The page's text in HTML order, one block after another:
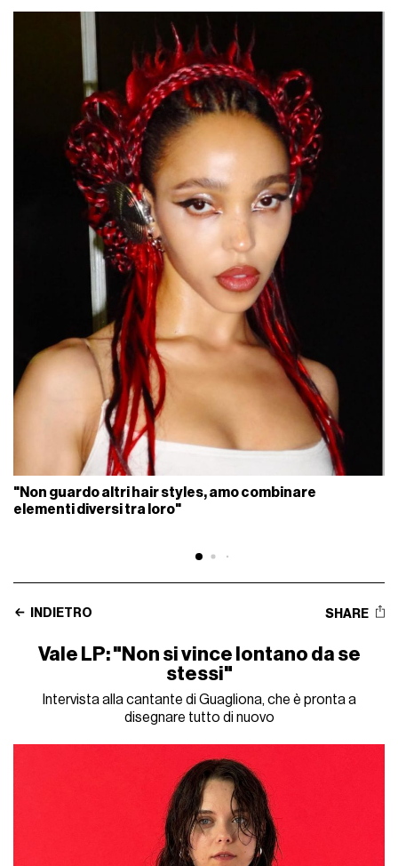
"Non guardo altri hair styles, amo combinare
elementi diversi tra loro"
INDIETRO SHARE
Vale LP: "Non si vince lontano da se
stessi"
Intervista alla cantante di Guagliona, che è pronta a
disegnare tutto di nuovo